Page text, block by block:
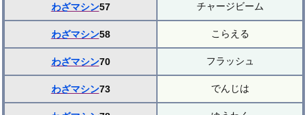
わざマシン57 チャージビーム
わざマシン58 こらえる
わざマシン70 フラッシュ
わざマシン73 でんじは